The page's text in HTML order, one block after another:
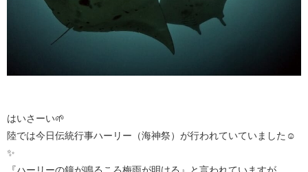
はいさーい🌱
陸では今日伝統行事ハーリー（海神祭）が行われていていました☺️
✨
『ハーリーの鐘が鳴るころ梅雨が明ける』と言われていますが